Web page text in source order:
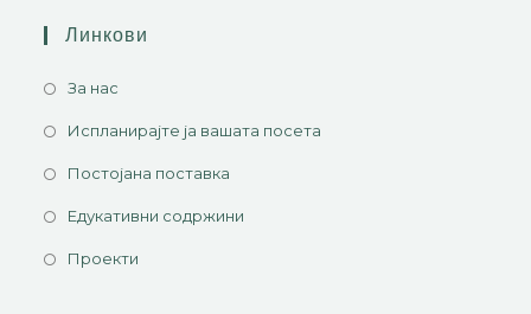
Линкови
За нас
Испланирајте ја вашата посета
Постојана поставка
Едукативни содржини
Проекти